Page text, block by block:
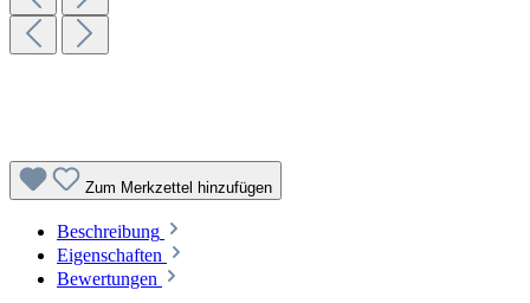
Zum Merkzettel hinzufügen
Beschreibung
Eigenschaften
Bewertungen